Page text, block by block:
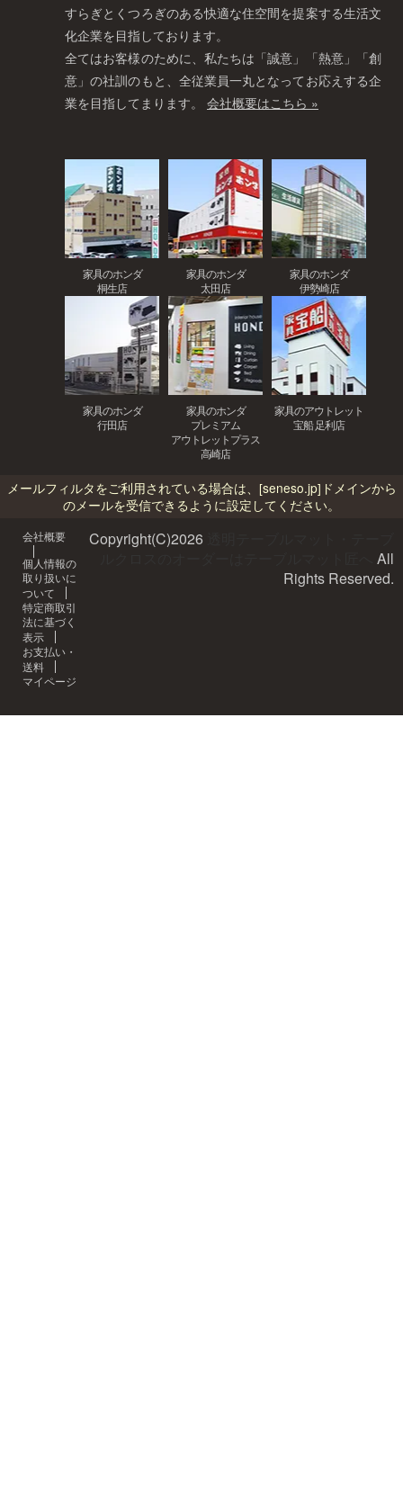
すらぎとくつろぎのある快適な住空間を提案する生活文
化企業を目指しております。
全てはお客様のために、私たちは「誠意」「熱意」「創
意」の社訓のもと、全従業員一丸となってお応えする企
業を目指してまります。 会社概要はこちら »
家具のホンダ
桐生店
家具のホンダ
太田店
家具のホンダ
伊勢崎店
家具のホンダ
行田店
家具のホンダ
プレミアム
アウトレットプラス
高崎店
家具のアウトレット
宝船 足利店
メールフィルタをご利用されている場合は、 [seneso.jp] ドメインから
のメールを受信できるように設定してください。
会社概要
個人情報の
取り扱いに
ついて
特定商取引
法に基づく
表示
お支払い・
送料
マイページ
Copyright(C)2026
All
Rights Reserved.